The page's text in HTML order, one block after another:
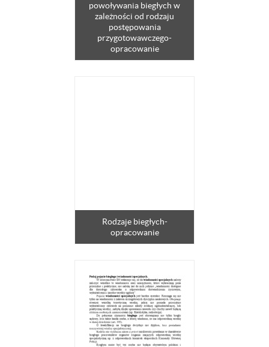
powoływania biegłych w
zależności od rodzaju
postępowania
przygotowawczego-
opracowanie
Rodzaje biegłych-
opracowanie